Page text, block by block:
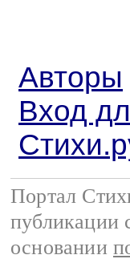
Авторы
Вход
Портал
публикации
основании